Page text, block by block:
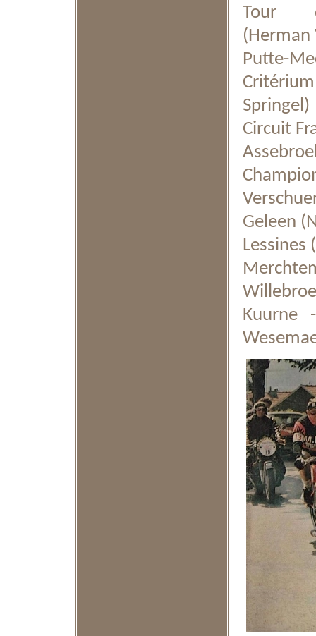
Tour
(Herman
Putte-
Springel)
Circuit
Geleen
Lessines
Kuurne